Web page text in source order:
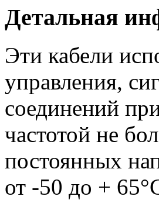
Детальная
Эти кабели
управления,
соединений
частотой не
постоянных
от -50 до +